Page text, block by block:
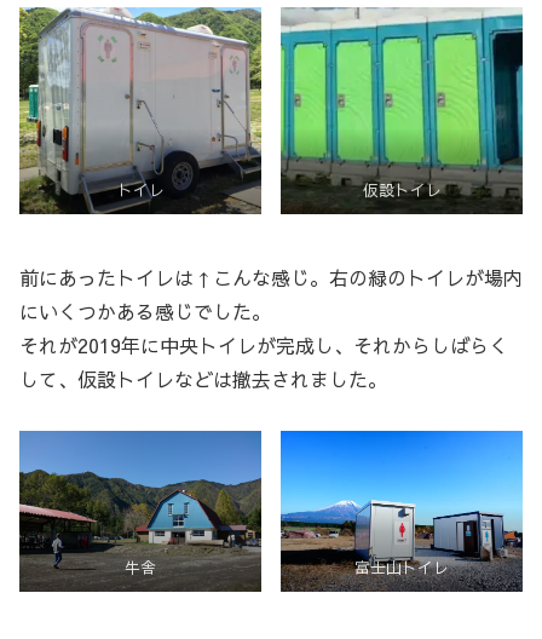
トイレ 仮設トイレ
前にあったトイレは↑こんな感じ。右の緑のトイレが場内
にいくつかある感じでした。
それが2019年に中央トイレが完成し、それからしばらく
して、仮設トイレなどは撤去されました。
牛舎 富士山トイレ